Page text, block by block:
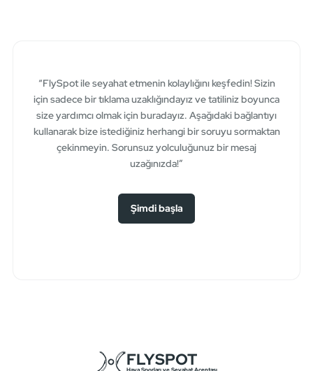
“FlySpot ile seyahat etmenin kolaylığını keşfedin! Sizin
için sadece bir tıklama uzaklığındayız ve tatiliniz boyunca
size yardımcı olmak için buradayız. Aşağıdaki bağlantıyı
kullanarak bize istediğiniz herhangi bir soruyu sormaktan
çekinmeyin. Sorunsuz yolculuğunuz bir mesaj
uzağınızda!”
Şimdi başla
FLYSPOT